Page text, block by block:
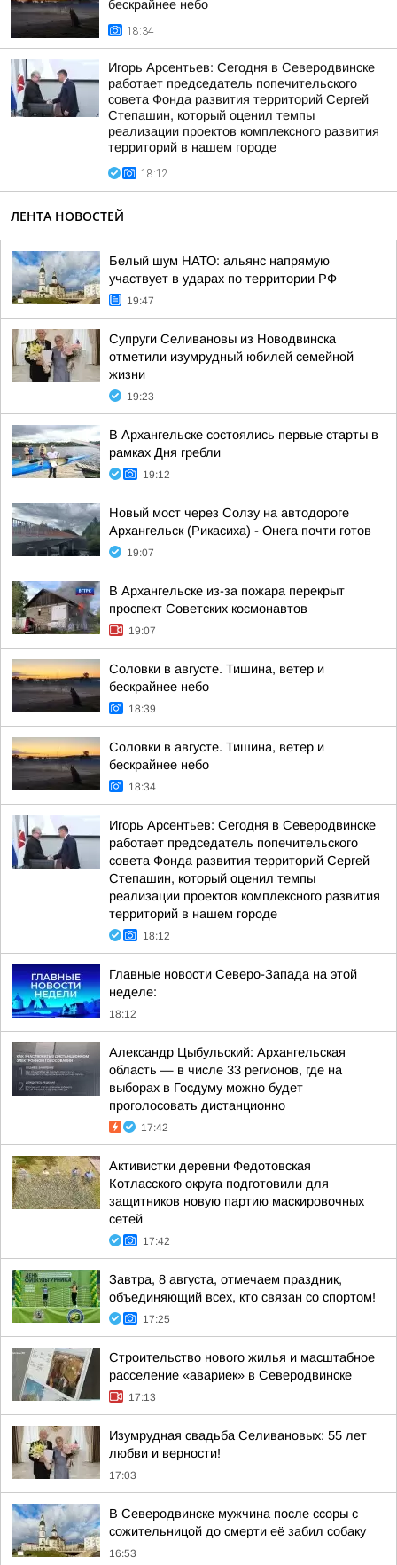
бескрайнее небо
18:34
Игорь Арсентьев: Сегодня в Северодвинске
работает председатель попечительского
совета Фонда развития территорий Сергей
Степашин, который оценил темпы
реализации проектов комплексного развития
территорий в нашем городе
18:12
ЛЕНТА НОВОСТЕЙ
Белый шум НАТО: альянс напрямую
участвует в ударах по территории РФ
19:47
Супруги Селивановы из Новодвинска
отметили изумрудный юбилей семейной
жизни
19:23
В Архангельске состоялись первые старты в
рамках Дня гребли
19:12
Новый мост через Солзу на автодороге
Архангельск (Рикасиха) - Онега почти готов
19:07
В Архангельске из-за пожара перекрыт
проспект Советских космонавтов
19:07
Соловки в августе. Тишина, ветер и
бескрайнее небо
18:39
Соловки в августе. Тишина, ветер и
бескрайнее небо
18:34
Игорь Арсентьев: Сегодня в Северодвинске
работает председатель попечительского
совета Фонда развития территорий Сергей
Степашин, который оценил темпы
реализации проектов комплексного развития
территорий в нашем городе
18:12
Главные новости Северо-Запада на этой
неделе:
18:12
Александр Цыбульский: Архангельская
область — в числе 33 регионов, где на
выборах в Госдуму можно будет
проголосовать дистанционно
17:42
Активистки деревни Федотовская
Котласского округа подготовили для
защитников новую партию маскировочных
сетей
17:42
Завтра, 8 августа, отмечаем праздник,
объединяющий всех, кто связан со спортом!
17:25
Строительство нового жилья и масштабное
расселение «авариек» в Северодвинске
17:13
Изумрудная свадьба Селивановых: 55 лет
любви и верности!
17:03
В Северодвинске мужчина после ссоры с
сожительницой до смерти её забил собаку
16:53